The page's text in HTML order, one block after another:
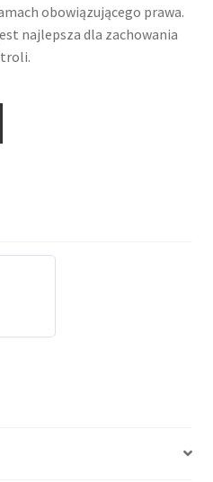
obowiązującego prawa.
najlepsza dla zachowania